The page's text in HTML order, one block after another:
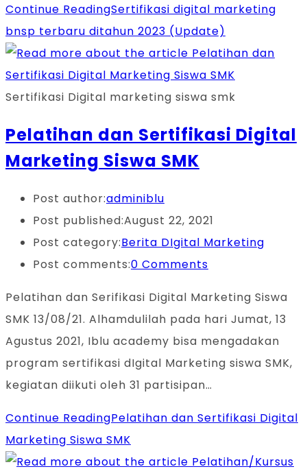
Continue ReadingSertifikasi digital marketing
bnsp terbaru ditahun 2023 (Update)
Sertifikasi Digital marketing siswa smk
Pelatihan dan Sertifikasi Digital
Marketing Siswa SMK
Post author:adminiblu
Post published:August 22, 2021
Post category:Berita DIgital Marketing
Post comments:0 Comments
Pelatihan dan Serifikasi Digital Marketing Siswa
SMK 13/08/21. Alhamdulilah pada hari Jumat, 13
Agustus 2021, Iblu academy bisa mengadakan
program sertifikasi dIgital Marketing siswa SMK,
kegiatan diikuti oleh 31 partisipan…
Continue ReadingPelatihan dan Sertifikasi Digital
Marketing Siswa SMK